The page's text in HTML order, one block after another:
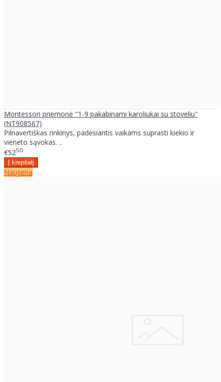
Montessori priemonė "1-9 pakabinami karoliukai su stoveliu"
(NT908567)
Pilnavertiškas rinkinys, padėsiantis vaikams suprasti kiekio ir
vieneto sąvokas. ..
€5250
Naujiena